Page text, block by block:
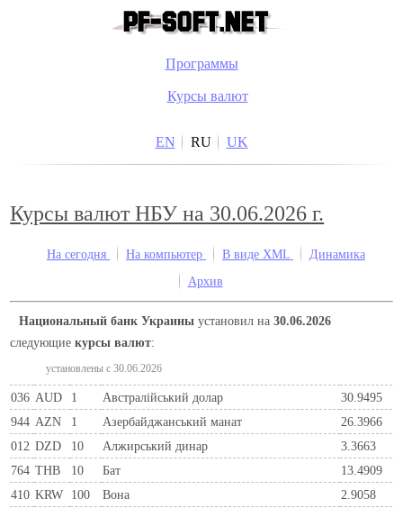
Программы
Курсы валют
EN RU UK
Курсы валют НБУ на 30.06.2026 г.
На сегодня На компьютер В виде XML
Динамика
Архив
Национальный банк Украины установил на30.06.2026
следующиекурсы валют:
установлены c 30.06.2026
036 AUD 1 Австралійський долар
30.9495
944 AZN 1 Азербайджанський манат
26.3966
012 DZD 10 Алжирський динар
3.3663
764 THB 10 Бат
13.4909
410 KRW 100 Вона
2.9058